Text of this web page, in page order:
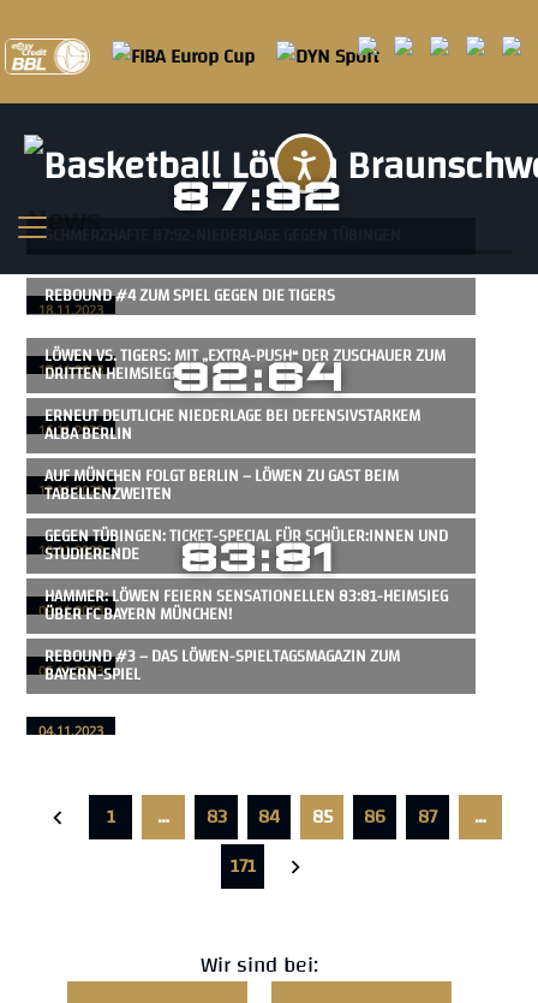
News
18.11.2023
87:92
SCHMERZHAFTE 87:92-NIEDERLAGE GEGEN TÜBINGEN
17.11.2023
REBOUND #4 ZUM SPIEL GEGEN DIE TIGERS
16.11.2023
LÖWEN VS. TIGERS: MIT „EXTRA-PUSH“ DER ZUSCHAUER ZUM
DRITTEN HEIMSIEG?
12.11.2023
92:64
ERNEUT DEUTLICHE NIEDERLAGE BEI DEFENSIVSTARKEM
ALBA BERLIN
10.11.2023
AUF MÜNCHEN FOLGT BERLIN – LÖWEN ZU GAST BEIM
TABELLENZWEITEN
09.11.2023
GEGEN TÜBINGEN: TICKET-SPECIAL FÜR SCHÜLER:INNEN UND
STUDIERENDE
05.11.2023
83:81
HAMMER: LÖWEN FEIERN SENSATIONELLEN 83:81-HEIMSIEG
ÜBER FC BAYERN MÜNCHEN!
04.11.2023
REBOUND #3 – DAS LÖWEN-SPIELTAGSMAGAZIN ZUM
BAYERN-SPIEL
1 … 83 84 85 86 87
…
171
Wir sind bei: